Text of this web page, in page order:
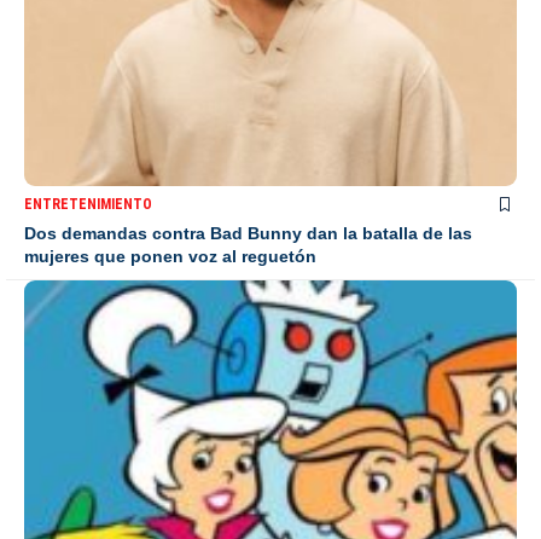
ENTRETENIMIENTO
Dos demandas contra Bad Bunny dan la batalla de las
mujeres que ponen voz al reguetón